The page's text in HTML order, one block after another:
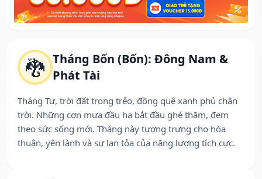
🐉 Tháng Bốn (Bốn): Đông Nam &
Phát Tài
Tháng Tư, trời đất trong trẻo, đồng quê xanh phủ chân
trời. Những cơn mưa đầu hạ bắt đầu ghé thăm, đem
theo sức sống mới. Tháng này tượng trưng cho hòa
thuận, yên lành và sự lan tỏa của năng lượng tích cực.